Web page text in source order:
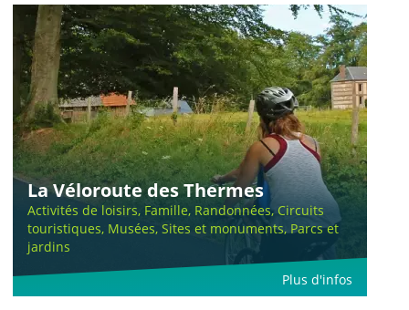
La Véloroute des Thermes
Activités de loisirs, Famille, Randonnées, Circuits
touristiques, Musées, Sites et monuments, Parcs et
jardins
Plus d'infos